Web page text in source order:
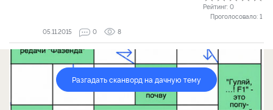
Рейтинг: 0
Проголосовало: 1
05.11.2015
0 8
Разгадать сканворд на дачную тему